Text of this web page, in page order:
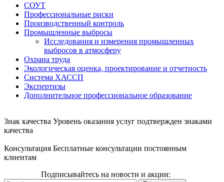
СОУТ
Профессиональные риски
Производственный контроль
Промышленные выбросы
Исследования и измерения промышленных
выбросов в атмосферу
Охрана труда
Экологическая оценка, проектирование и отчетность
Система ХАССП
Экспертизы
Дополнительное профессиональное образование
Знак качества Уровень оказания услуг подтвержден знаками
качества
Консультация Бесплатные консультации постоянным
клиентам
Подписывайтесь на новости и акции: